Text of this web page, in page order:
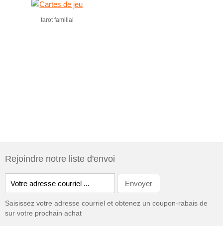
tarot familial
Rejoindre notre liste d'envoi
Saisissez votre adresse courriel et obtenez un coupon-rabais de
sur votre prochain achat